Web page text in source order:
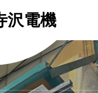
沢電機